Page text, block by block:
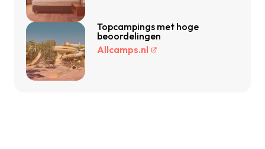
Topcampings met hoge
beoordelingen
Allcamps.nl